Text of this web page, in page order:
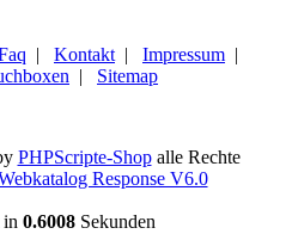
| Kontakt | Impressum |
| Sitemap
PHPScripte-Shopalle Rechte
Response V6.0
in 0.6008 Sekunden